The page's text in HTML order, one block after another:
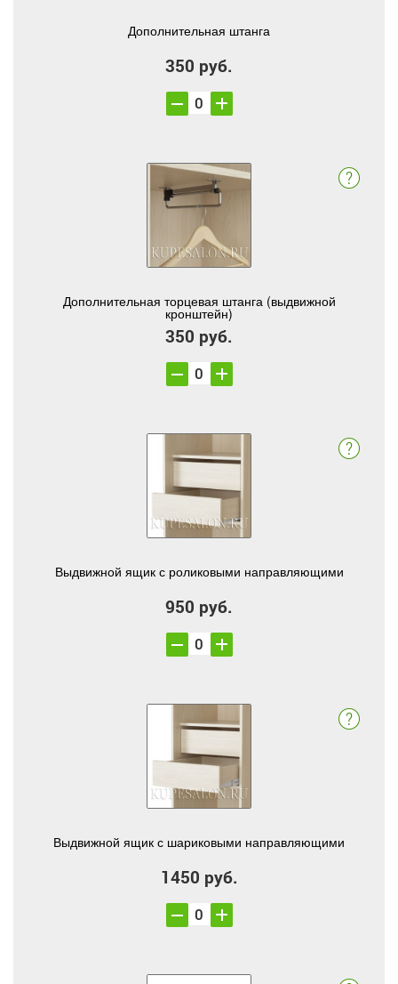
Дополнительная штанга
350 руб.
Дополнительная торцевая штанга (выдвижной
кронштейн)
350 руб.
Выдвижной ящик с роликовыми направляющими
950 руб.
Выдвижной ящик с шариковыми направляющими
1450 руб.